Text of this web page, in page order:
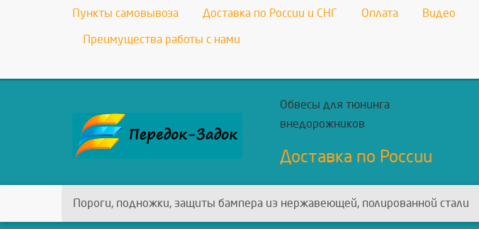
Пункты самовывоза Доставка по России и СНГ Оплата Видео
Преимущества работы с нами
Обвесы для тюнинга
внедорожников
Доставка по России
Пороги, подножки, защиты бампера из нержавеющей, полированной стали